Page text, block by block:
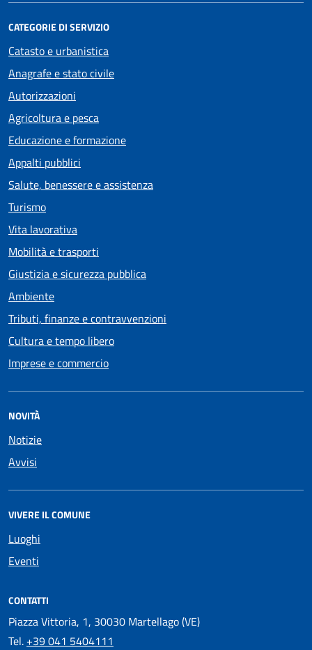
CATEGORIE DI SERVIZIO
Catasto e urbanistica
Anagrafe e stato civile
Autorizzazioni
Agricoltura e pesca
Educazione e formazione
Appalti pubblici
Salute, benessere e assistenza
Turismo
Vita lavorativa
Mobilità e trasporti
Giustizia e sicurezza pubblica
Ambiente
Tributi, finanze e contravvenzioni
Cultura e tempo libero
Imprese e commercio
NOVITÀ
Notizie
Avvisi
VIVERE IL COMUNE
Luoghi
Eventi
CONTATTI
Piazza Vittoria, 1, 30030 Martellago (VE)
Tel. +39 041 5404111